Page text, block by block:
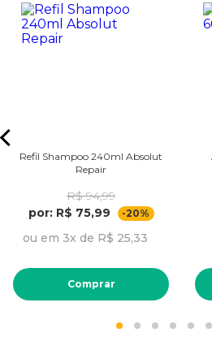
Refil Shampoo 240ml Absolut
Repair
R$ 94,99
por: R$ 75,99
-20%
ou em 3x de R$ 25,33
Comprar